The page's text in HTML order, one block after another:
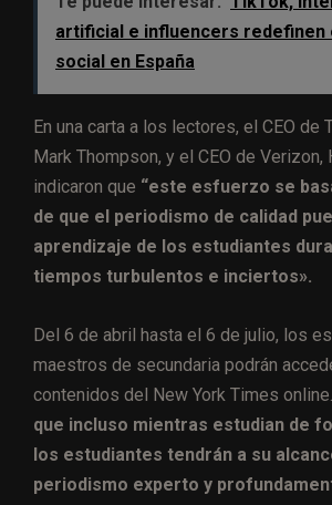
artificial e influencers redefinen
social en España
En una carta a los lectores, el CEO de
Mark Thompson, y el CEO de Verizon,
indicaron que “este esfuerzo se
de que el periodismo de calidad
aprendizaje de los estudiantes
tiempos turbulentos e inciertos».
Del 6 de abril hasta el 6 de julio, los
maestros de secundaria podrán
contenidos del New York Times online.
que incluso mientras estudian de
los estudiantes tendrán a su
periodismo experto y